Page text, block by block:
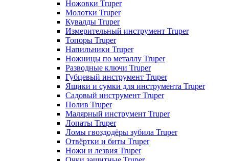
Ножовки Truper
Молотки Truper
Кувалды Truper
Измерительный инструмент Truper
Топоры Truper
Напильники Truper
Ножницы по металлу Truper
Разводные ключи Truper
Губцевый инструмент Truper
Ящики и сумки для инструмента Truper
Садовый инструмент Truper
Полив Truper
Малярный инструмент Truper
Лопаты Truper
Ломы гвоздодёры зубила Truper
Отвёртки и биты Truper
Ножи и лезвия Truper